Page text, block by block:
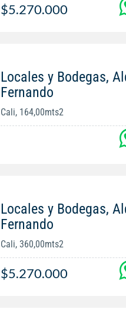
$5.270.000
Locales y Bodegas,
Fernando
Cali, 164,00mts2
Locales y Bodegas,
Fernando
Cali, 360,00mts2
$5.270.000